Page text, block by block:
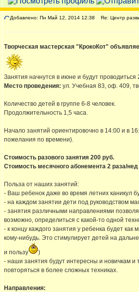
Добавлено: Пн Май 12, 2014 12:38 Re: Центр
Творческая мастерская "КрокоКот"
Занятия начнутся в июне и будут
Место проведения: ул. Учебная 83, оф. 409,
Количество детей в группе 6-8 человек.
Продолжительность 1,5 часа.
Начало занятий ориентировочно в 14:00 и в
пожелания по времени).
Стоимость разового занятия 200 руб.
Стоимость месячного абонемента 2 раза/
Польза от наших занятий:
- Ваш ребенок даже во время летних каникул
- на каждом занятии дети под руководством
- занятия различными направлениями
возможно, определиться с какой-то одной
- к концу каждого занятия у ребенка будет
кому-нибудь. Это стимулирует детей на
и пользу
)
- наши занятия будут интересны и новичкам и
повторяться в более сложных техниках.
Направления: